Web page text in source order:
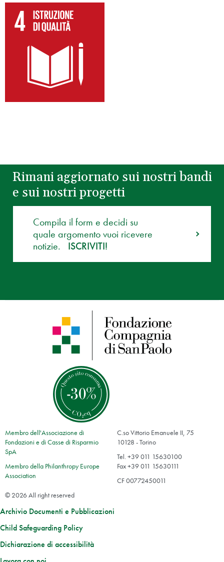
Rimani aggiornato sui nostri bandi
e sui nostri progetti
Compila il form e decidi su
quale argomento vuoi ricevere
notizie.
ISCRIVITI!
Membro dell'Associazione di
Fondazioni e di Casse di Risparmio
SpA
Membro della Philanthropy Europe
Association
C.so Vittorio Emanuele II, 75
10128 - Torino
Tel. +39 011 15630100
Fax +39 011 15630111
CF 00772450011
© 2026 All right reserved
Archivio Documenti e Pubblicazioni
Child Safeguarding Policy
Dichiarazione di accessibilità